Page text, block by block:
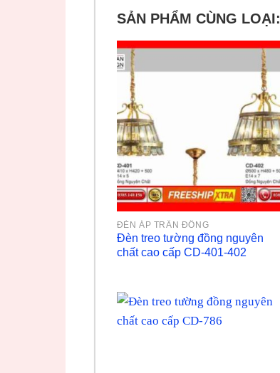
SẢN PHẨM CÙNG LOẠI:
ĐÈN ÁP TRẦN ĐỒNG
Đèn treo tường đồng nguyên
chất cao cấp CD-401-402